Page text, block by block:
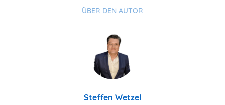
ÜBER DEN AUTOR
Steffen Wetzel